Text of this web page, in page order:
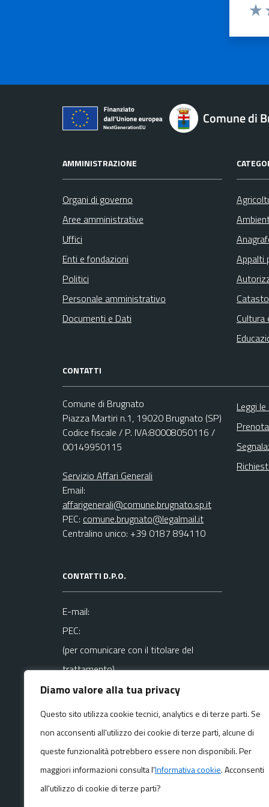
Diamo valore alla tua privacy
Questo sito utilizza cookie tecnici, analytics e di terze parti. Se
non acconsenti all'utilizzo dei cookie di terze parti, alcune di
queste funzionalità potrebbero essere non disponibili. Per
maggiori informazioni consulta l'Informativa cookie. Acconsenti
all'utilizzo di cookie di terze parti?
Comune di
AMMINISTRAZIONE
Organi di governo
Aree amministrative
Uffici
Enti e fondazioni
Politici
Personale amministrativo
Documenti e Dati
Appalti
Cultura
CONTATTI
Comune di Brugnato
Piazza Martiri n.1, 19020 Brugnato (SP)
Codice fiscale / P. IVA:80008050116 /
00149950115
Servizio Affari Generali
Email:
affarigenerali@comune.brugnato.sp.it
PEC: comune.brugnato@legalmail.it
Centralino unico: +39 0187 894110
CONTATTI D.P.O.
E-mail:
PEC:
(per comunicare con il titolare del
trattamento)
La mail del DPO va usata SOLO per
questioni
riguardanti la privacy
Leggi le